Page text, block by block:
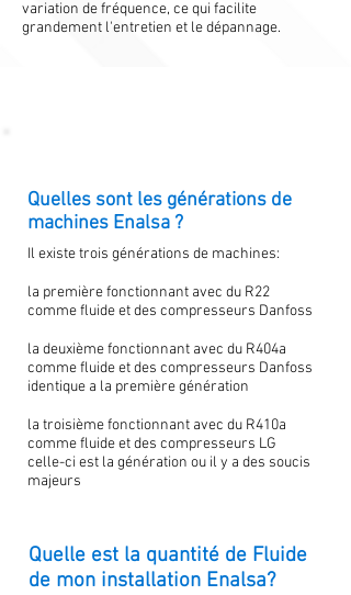
variation de fréquence, ce qui facilite
grandement l'entretien et le dépannage.
Quelles sont les générations de
machines Enalsa ?
Il existe trois générations de machines:
la première fonctionnant avec du R22
comme fluide et des compresseurs Danfoss
la deuxième fonctionnant avec du R404a
comme fluide et des compresseurs Danfoss
identique a la première génération
la troisième fonctionnant avec du R410a
comme fluide et des compresseurs LG
celle-ci est la génération ou il y a des soucis
majeurs
Quelle est la quantité de Fluide
de mon installation Enalsa?